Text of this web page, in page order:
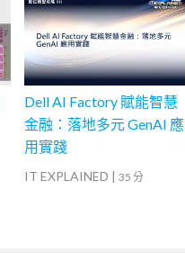
Dell AI Factory 賦能智慧
金融：落地多元 GenAI 應
用實踐
IT EXPLAINED | 35 分